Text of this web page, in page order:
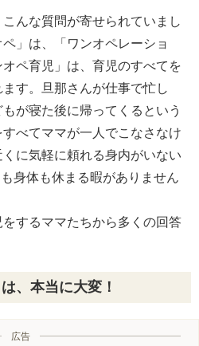
んな質問が寄せられていまし
」は、「ワンオペレーショ
ペ育児」は、育児のすべてを
す。旦那さんが仕事で忙し
が寝た後に帰ってくるという
べてママが一人でこなさなけ
に気軽に頼れる身内がいない
身体も休まる暇がありません
するママたちから多くの回答
、本当に大変！
広告